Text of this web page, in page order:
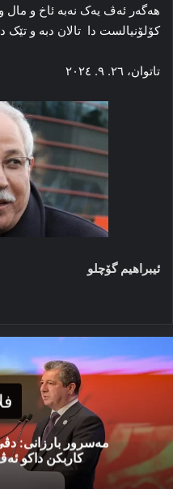
کۆلۆنیالست دا تالان دبه‌ و تێک
تاتوان، ۲٦. ۹. ۲۰۲٤
ئیبراهیم گۆچلو
مەسرور بارزانی:
کاربکن داکو